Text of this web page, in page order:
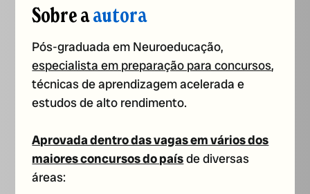
Sobre aautora
Pós-graduada em Neuroeducação,
especialista em preparação para concursos,
técnicas de aprendizagem acelerada e
estudos de alto rendimento.
Aprovada dentro das vagas em vários dos
maiores concursos do paísde diversas
áreas: